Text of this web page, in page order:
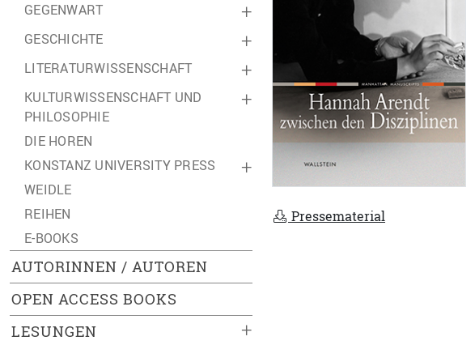
+
GEGENWART
+
GESCHICHTE
+
LITERATURWISSENSCHAFT
+
KULTURWISSENSCHAFT UND
PHILOSOPHIE
DIE HOREN
+
KONSTANZ UNIVERSITY PRESS
WEIDLE
REIHEN
E-BOOKS
AUTORINNEN / AUTOREN
OPEN ACCESS BOOKS
+
LESUNGEN
Pressematerial